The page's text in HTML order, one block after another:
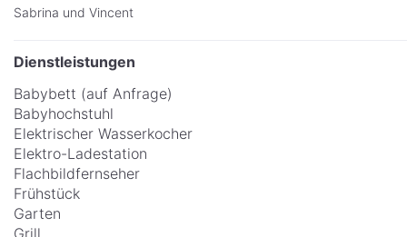
Sabrina und Vincent
Dienstleistungen
Babybett (auf Anfrage)
Babyhochstuhl
Elektrischer Wasserkocher
Elektro-Ladestation
Flachbildfernseher
Frühstück
Garten